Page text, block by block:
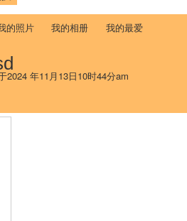
的照片 我的相册 我的最爱
2024 年11月13日10时44分am